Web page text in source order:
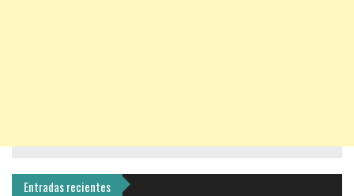
Entradas recientes